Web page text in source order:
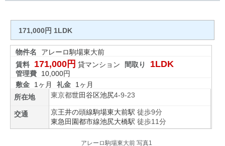
171,000円 1LDK
物件名
アレーロ駒場東大前
賃料
171,000円 貸マンション 間取り 1LDK
管理費
10,000円
敷金
1ヶ月 礼金
1ヶ月
所在地
東京都世田谷区池尻4-9-23
交通 京王井の頭線駒場東大前駅 徒歩9分
東急田園都市線池尻大橋駅 徒歩11分